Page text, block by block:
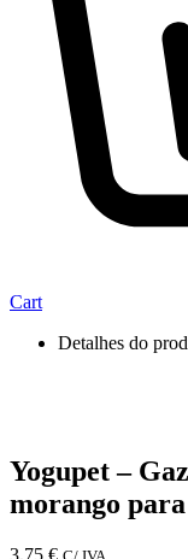
Cart
Detalhes do
Yogupet –
morango
3,75 € C/ IVA